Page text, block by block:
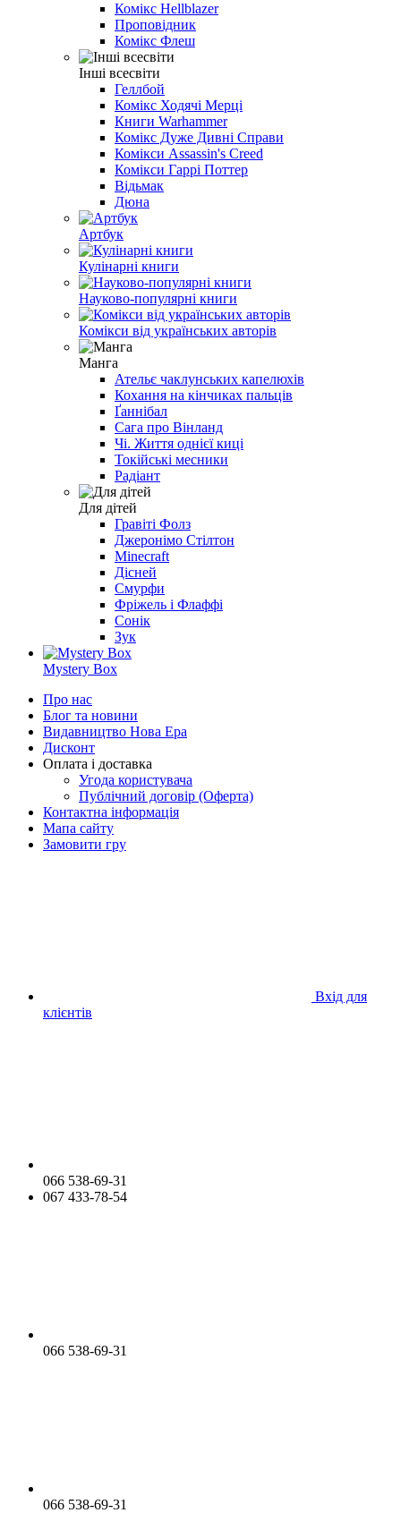
Комікс Hellblazer
Проповідник
Комікс Флеш
Інші всесвіти
Геллбой
Комікс Ходячі Мерці
Книги Warhammer
Комікс Дуже Дивні Справи
Комікси Assassin's Creed
Комікси Гаррі Поттер
Відьмак
Дюна
Артбук
Кулінарні книги
Науково-популярні книги
Комікси від українських авторів
Манга
Ательє чаклунських капелюхів
Кохання на кінчиках пальців
Ґаннібал
Сага про Вінланд
Чі. Життя однієї киці
Токійські месники
Радіант
Для дітей
Гравіті Фолз
Джеронімо Стілтон
Minecraft
Дісней
Смурфи
Фріжель і Флаффі
Сонік
Зук
Mystery Box
Про нас
Блог та новини
Видавництво Нова Ера
Дисконт
Оплата і доставка
Угода користувача
Публічний договір (Оферта)
Контактна інформація
Мапа сайту
Замовити гру
Вхід для
клієнтів
066 538-69-31
067 433-78-54
066 538-69-31
066 538-69-31